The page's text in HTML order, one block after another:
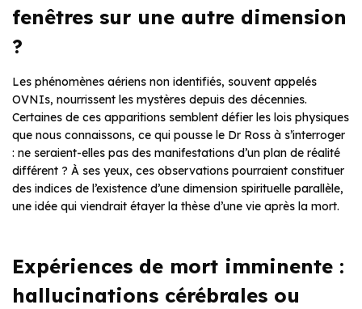
fenêtres sur une autre dimension
?
Les phénomènes aériens non identifiés, souvent appelés
OVNIs, nourrissent les mystères depuis des décennies.
Certaines de ces apparitions semblent défier les lois physiques
que nous connaissons, ce qui pousse le Dr Ross à s’interroger
: ne seraient-elles pas des manifestations d’un plan de réalité
différent ? À ses yeux, ces observations pourraient constituer
des indices de l’existence d’une dimension spirituelle parallèle,
une idée qui viendrait étayer la thèse d’une vie après la mort.
Expériences de mort imminente :
hallucinations cérébrales ou